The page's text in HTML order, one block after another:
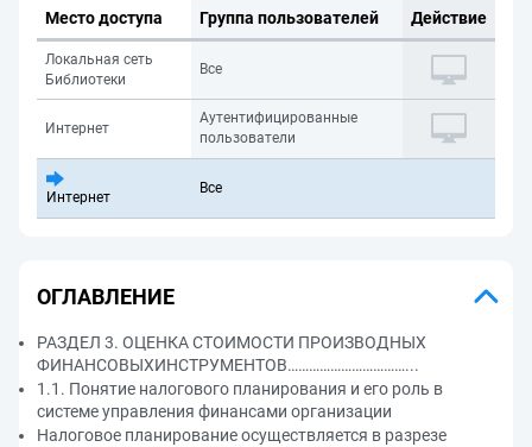
Место доступа Группа пользователей Действие
Локальная сеть
Библиотеки
Все
Интернет
Аутентифицированные
пользователи
Интернет
Все
ОГЛАВЛЕНИЕ
РАЗДЕЛ 3. ОЦЕНКА СТОИМОСТИ ПРОИЗВОДНЫХ
ФИНАНСОВЫХИНСТРУМЕНТОВ……………………………...
1.1. Понятие налогового планирования и его роль в
системе управления финансами организации
Налоговое планирование осуществляется в разрезе